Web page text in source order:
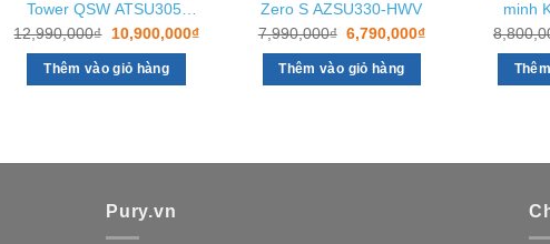
Tower QSW ATSU305-
HWV
12,990,000₫ Giá
gốc
là:
12,990,000₫.
10,900,000₫Giá
Thêm vào giỏ hàng
Zero S AZSU330-HWV
7,990,000₫ Giá
gốc
là:
7,990,000₫.
6,790,000₫Giá
Thêm vào giỏ hàng
minh
Pury.vn